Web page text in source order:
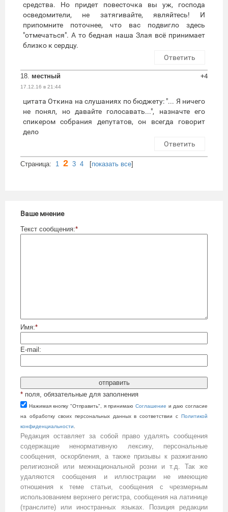
средства. Но придет повесточка вы уж, господа
осведомители, не затягивайте, являйтесь! И
припомните поточнее, что вас подвигло здесь
"отмечаться". А то бедная наша Злая всё принимает
близко к сердцу.
Ответить
18. местный
17.12.16 в 21:44
+4
цитата Откина на слушаниях по бюджету: "... Я ничего
не понял, но давайте голосавать...", назначте его
спикером собрания депутатов, он всегда говорит
дело
Ответить
Cтраница: 1 2 3 4 [показать все]
Ваше мнение
Текст сообщения:*
Имя:*
E-mail:
* поля, обязательные для заполнения
Нажимая кнопку "Отправить", я принимаю Cоглашение и даю согласие
на обработку своих персональных данных в соответствии с Политикой
конфиденциальности.
Редакция оставляет за собой право удалять сообщения
содержащие ненормативную лексику, персональные
сообщения, оскорбления, а также призывы к разжиганию
религиозной или межнациональной розни и т.д. Так же
удаляются сообщения и иллюстрации не имеющие
отношения к теме статьи, сообщения с чрезмерным
использованием верхнего регистра, сообщения на латинице
(транслите) или иностранных языках. Позиция редакции